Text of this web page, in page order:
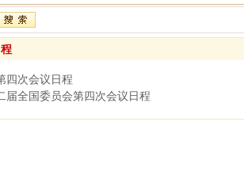
四次会议日程
届全国委员会第四次会议日程